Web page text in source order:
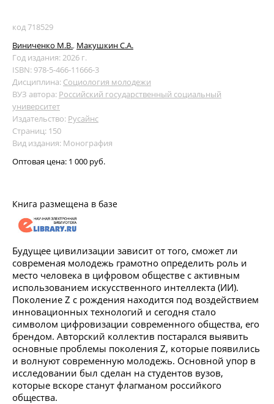
код 718529
Виниченко М.В., Макушкин С.А.
Год издания: 2026 г.
ISBN: 978-5-466-11666-3
Дисциплина: Социология молодежи
ВУЗ автора: Российский государственный социальный
университет
Издательство: Русайнс
Страниц: 150
Вид издания: Монография
Оптовая цена: 1 000 руб.
Книга размещена в базе
Будущее цивилизации зависит от того, сможет ли
современая молодежь грамотно определить роль и
место человека в цифровом обществе с активным
использованием искусственного интеллекта (ИИ).
Поколение Z с рождения находится под воздействием
инновационных технологий и сегодня стало
символом цифровизации современного общества, его
брендом. Авторский коллектив постарался выявить
основные проблемы поколения Z, которые появились
и волнуют современную молодежь. Основной упор в
исследовании был сделан на студентов вузов,
которые вскоре станут флагманом российкого
общества.